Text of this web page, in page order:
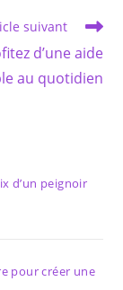
suivant
d’une aide
au quotidien
d’un peignoir
pour créer une